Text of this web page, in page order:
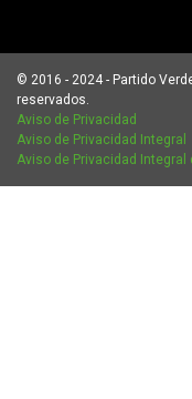
© 2016 - 2024 - Partido
reservados.
Aviso de Privacidad
Aviso de Privacidad Integral
Aviso de Privacidad Integral